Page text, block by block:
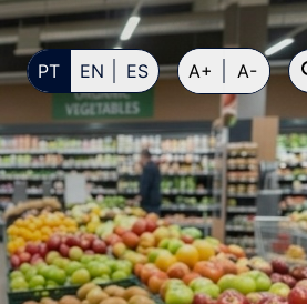
PT EN ES A+ A-